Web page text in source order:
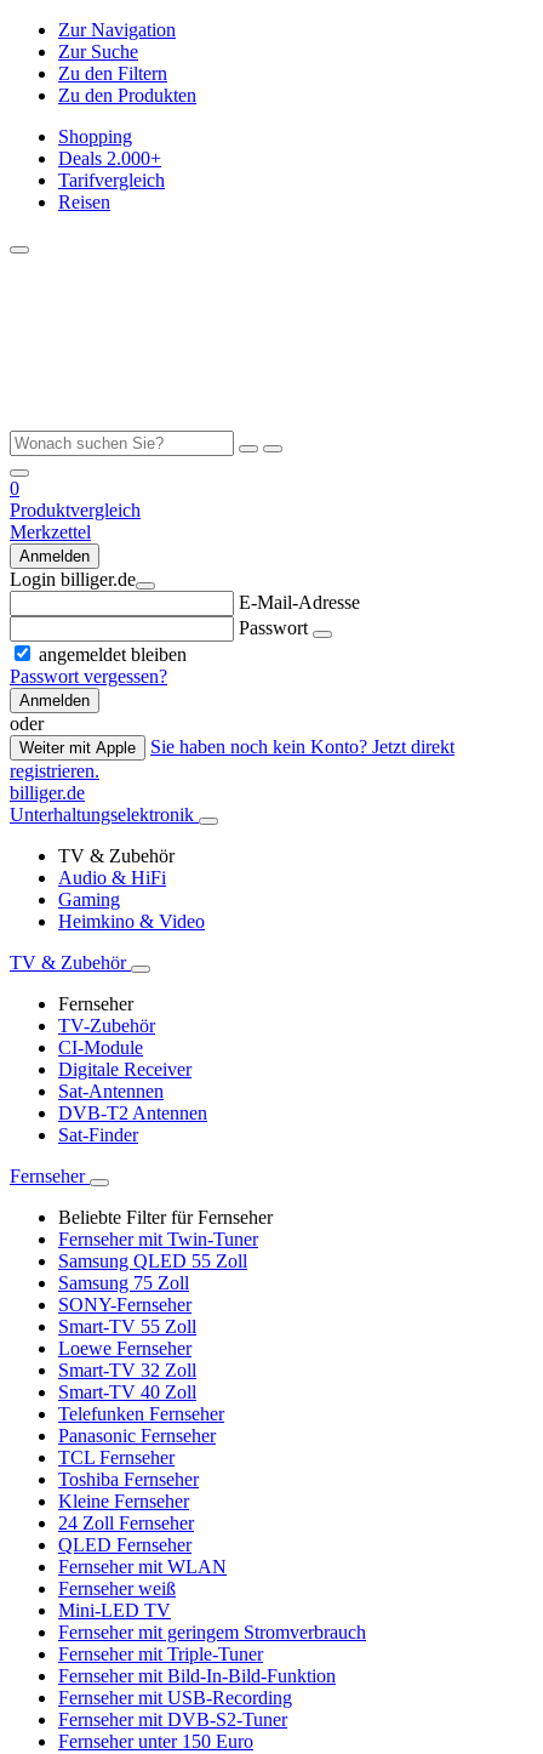
Zur Navigation
Zur Suche
Zu den Filtern
Zu den Produkten
Shopping
Deals 2.000+
Tarifvergleich
Reisen
0
Produktvergleich
Merkzettel
Anmelden
Login billiger.de
E-Mail-Adresse
Passwort
angemeldet bleiben
Passwort vergessen?
Anmelden
oder
Weiter mit Apple
Sie haben noch kein Konto? Jetzt direkt
registrieren.
billiger.de
Unterhaltungselektronik
TV & Zubehör
Audio & HiFi
Gaming
Heimkino & Video
TV & Zubehör
Fernseher
TV-Zubehör
CI-Module
Digitale Receiver
Sat-Antennen
DVB-T2 Antennen
Sat-Finder
Fernseher
Beliebte Filter für Fernseher
Fernseher mit Twin-Tuner
Samsung QLED 55 Zoll
Samsung 75 Zoll
SONY-Fernseher
Smart-TV 55 Zoll
Loewe Fernseher
Smart-TV 32 Zoll
Smart-TV 40 Zoll
Telefunken Fernseher
Panasonic Fernseher
TCL Fernseher
Toshiba Fernseher
Kleine Fernseher
24 Zoll Fernseher
QLED Fernseher
Fernseher mit WLAN
Fernseher weiß
Mini-LED TV
Fernseher mit geringem Stromverbrauch
Fernseher mit Triple-Tuner
Fernseher mit Bild-In-Bild-Funktion
Fernseher mit USB-Recording
Fernseher mit DVB-S2-Tuner
Fernseher unter 150 Euro